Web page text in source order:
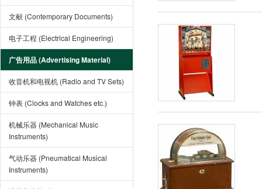
文献 (Contemporary Documents)
电子工程 (Electrical Engineering)
广告用品 (Advertising Material)
收音机和电视机 (Radio and TV Sets)
钟表 (Clocks and Watches etc.)
机械乐器 (Mechanical Music
Instruments)
气动乐器 (Pneumatical Musical
Instruments)